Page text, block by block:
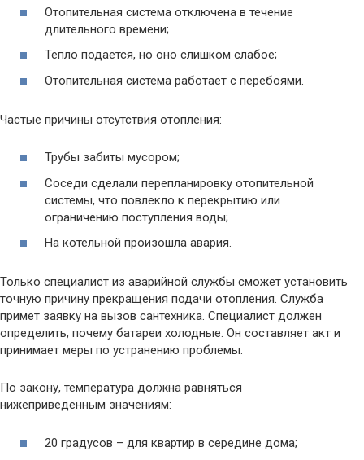
Отопительная система отключена в течение
длительного времени;
Тепло подается, но оно слишком слабое;
Отопительная система работает с перебоями.
Частые причины отсутствия отопления:
Трубы забиты мусором;
Соседи сделали перепланировку отопительной
системы, что повлекло к перекрытию или
ограничению поступления воды;
На котельной произошла авария.
Только специалист из аварийной службы сможет установить
точную причину прекращения подачи отопления. Служба
примет заявку на вызов сантехника. Специалист должен
определить, почему батареи холодные. Он составляет акт и
принимает меры по устранению проблемы.
По закону, температура должна равняться
нижеприведенным значениям:
20 градусов – для квартир в середине дома;